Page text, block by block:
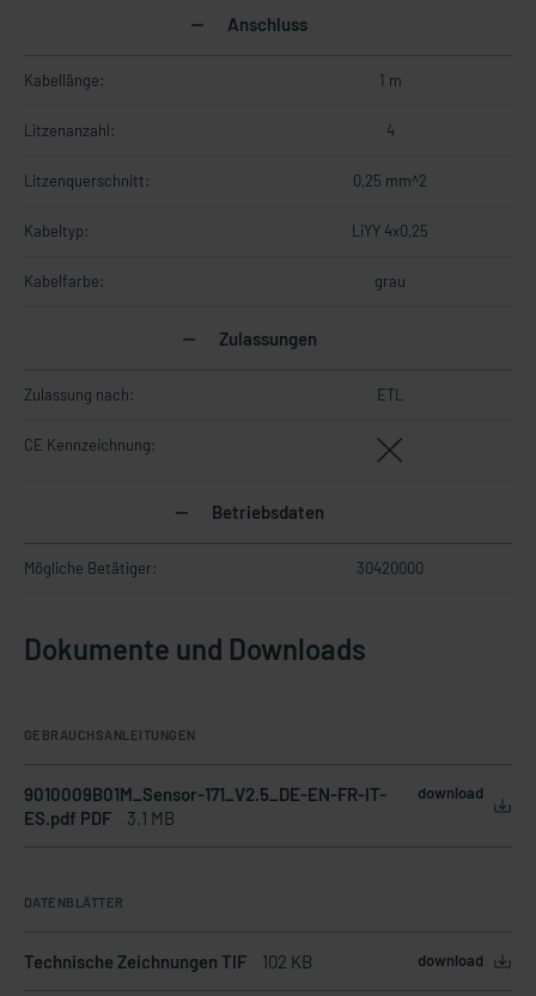
Anschluss
Kabellänge: 1 m
Litzenanzahl: 4
Litzenquerschnitt: 0,25 mm^2
Kabeltyp: LiYY 4x0,25
Kabelfarbe: grau
Zulassungen
Zulassung nach: ETL
CE Kennzeichnung:
Betriebsdaten
Mögliche Betätiger: 30420000
Dokumente und Downloads
GEBRAUCHSANLEITUNGEN
9010009B01M_Sensor-171_V2.5_DE-EN-FR-IT-
ES.pdf PDF
3.1 MB
download
DATENBLÄTTER
Technische Zeichnungen TIF 102 KB download